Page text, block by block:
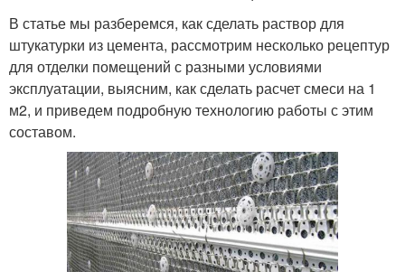
В статье мы разберемся, как сделать раствор для
штукатурки из цемента, рассмотрим несколько рецептур
для отделки помещений с разными условиями
эксплуатации, выясним, как сделать расчет смеси на 1
м2, и приведем подробную технологию работы с этим
составом.